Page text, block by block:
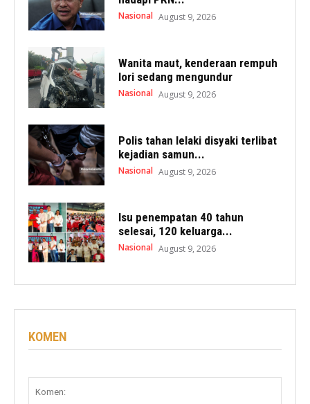
Nasional August 9, 2026
Wanita maut, kenderaan rempuh
lori sedang mengundur
Nasional August 9, 2026
Polis tahan lelaki disyaki terlibat
kejadian samun...
Nasional August 9, 2026
Isu penempatan 40 tahun
selesai, 120 keluarga...
Nasional August 9, 2026
KOMEN